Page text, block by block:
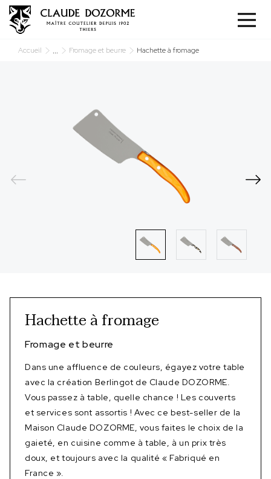
Accueil ... Fromage et beurre Hachette à fromage
Hachette à fromage
Fromage et beurre
Dans une affluence de couleurs, égayez votre table
avec la création Berlingot de Claude DOZORME.
Vous passez à table, quelle chance ! Les couverts
et services sont assortis ! Avec ce best-seller de la
Maison Claude DOZORME, vous faites le choix de la
gaieté, en cuisine comme à table, à un prix très
doux, et toujours avec la qualité « Fabriqué en
France ».
Panneau de gestion des cookies